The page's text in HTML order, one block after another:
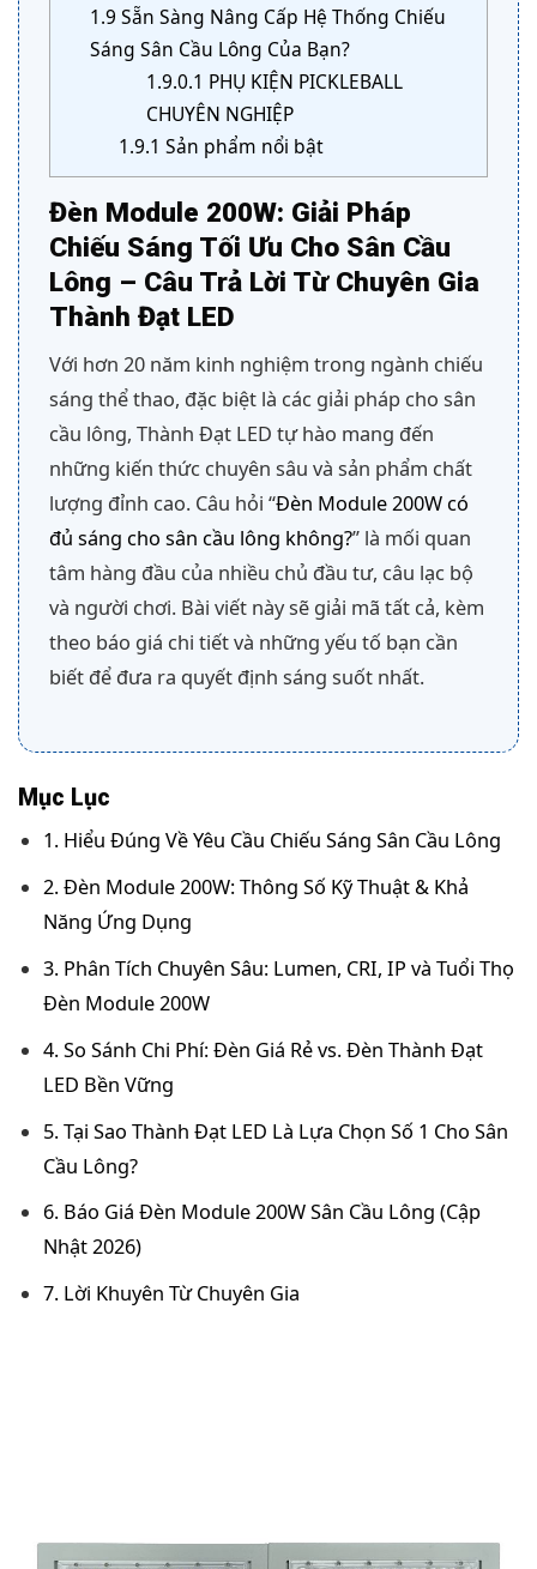
1.9 Sẵn Sàng Nâng Cấp Hệ Thống Chiếu
Sáng Sân Cầu Lông Của Bạn?
1.9.0.1 PHỤ KIỆN PICKLEBALL
CHUYÊN NGHIỆP
1.9.1 Sản phẩm nổi bật
Đèn Module 200W: Giải Pháp
Chiếu Sáng Tối Ưu Cho Sân Cầu
Lông – Câu Trả Lời Từ Chuyên Gia
Thành Đạt LED
Với hơn 20 năm kinh nghiệm trong ngành chiếu
sáng thể thao, đặc biệt là các giải pháp cho sân
cầu lông, Thành Đạt LED tự hào mang đến
những kiến thức chuyên sâu và sản phẩm chất
lượng đỉnh cao. Câu hỏi “Đèn Module 200W có
đủ sáng cho sân cầu lông không?” là mối quan
tâm hàng đầu của nhiều chủ đầu tư, câu lạc bộ
và người chơi. Bài viết này sẽ giải mã tất cả, kèm
theo báo giá chi tiết và những yếu tố bạn cần
biết để đưa ra quyết định sáng suốt nhất.
Mục Lục
1. Hiểu Đúng Về Yêu Cầu Chiếu Sáng Sân Cầu Lông
2. Đèn Module 200W: Thông Số Kỹ Thuật & Khả
Năng Ứng Dụng
3. Phân Tích Chuyên Sâu: Lumen, CRI, IP và Tuổi Thọ
Đèn Module 200W
4. So Sánh Chi Phí: Đèn Giá Rẻ vs. Đèn Thành Đạt
LED Bền Vững
5. Tại Sao Thành Đạt LED Là Lựa Chọn Số 1 Cho Sân
Cầu Lông?
6. Báo Giá Đèn Module 200W Sân Cầu Lông (Cập
Nhật 2026)
7. Lời Khuyên Từ Chuyên Gia